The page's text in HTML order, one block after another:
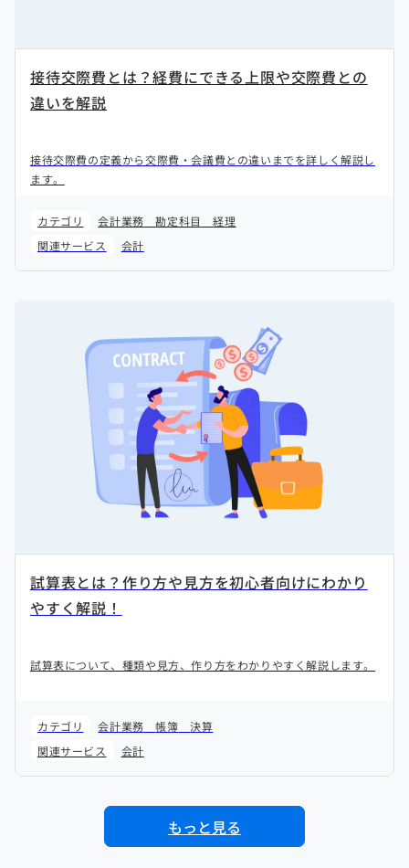
接待交際費とは？経費にできる上限や交際費との
違いを解説
接待交際費の定義から交際費・会議費との違いまでを詳しく解説し
ます。
カテゴリ 会計業務 勘定科目
経理
関連サービス
会計
試算表とは？作り方や見方を初心者向けにわかり
やすく解説！
試算表について、種類や見方、作り方をわかりやすく解説します。
カテゴリ 会計業務 帳簿
決算
関連サービス
会計
もっと見る